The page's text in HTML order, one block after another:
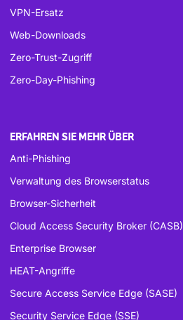
VPN-Ersatz
Web-Downloads
Zero-Trust-Zugriff
Zero-Day-Phishing
ERFAHREN SIE MEHR ÜBER
Anti-Phishing
Verwaltung des Browserstatus
Browser-Sicherheit
Cloud Access Security Broker (CASB)
Enterprise Browser
HEAT-Angriffe
Secure Access Service Edge (SASE)
Security Service Edge (SSE)